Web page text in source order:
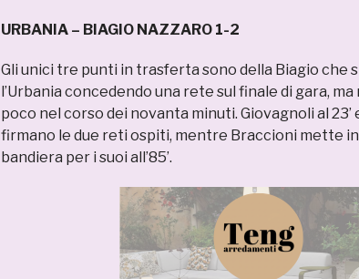
URBANIA – BIAGIO NAZZARO 1-2
Gli unici tre punti in trasferta sono della Biagio che
l’Urbania concedendo una rete sul finale di gara,
poco nel corso dei novanta minuti. Giovagnoli al 23’
firmano le due reti ospiti, mentre Braccioni mette
bandiera per i suoi all’85’.